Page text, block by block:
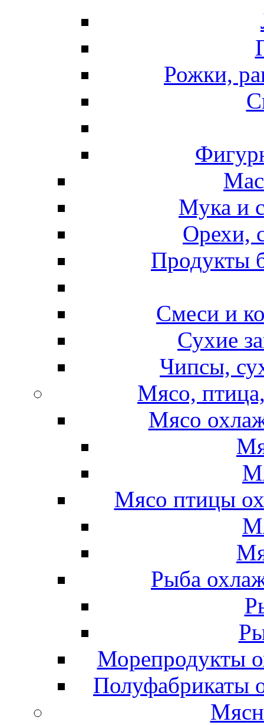
Рожки,
Мука и
Орехи,
Продукты
Смеси и
Сухие
Чипсы,
Мясо,
Мясо
Мясо птицы
Рыба
Морепродукты
Полуфабрикаты